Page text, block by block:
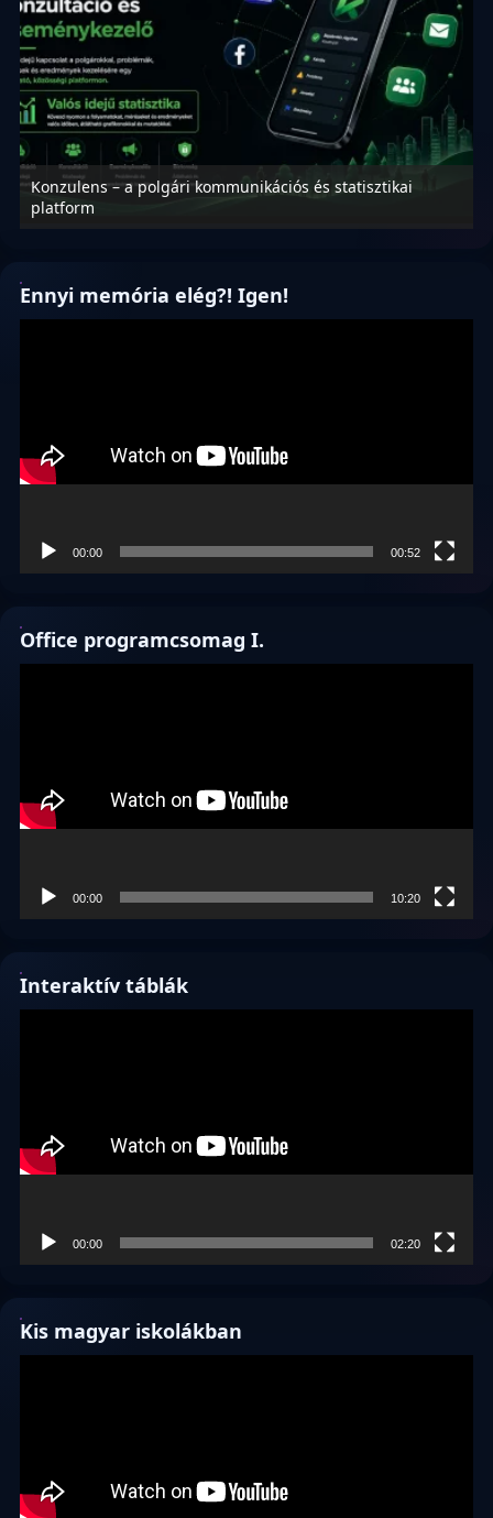
Konzulens – a polgári kommunikációs és statisztikai
platform
Ennyi memória elég?! Igen!
00:00 00:52
Office programcsomag I.
00:00 10:20
Interaktív táblák
00:00 02:20
Kis magyar iskolákban